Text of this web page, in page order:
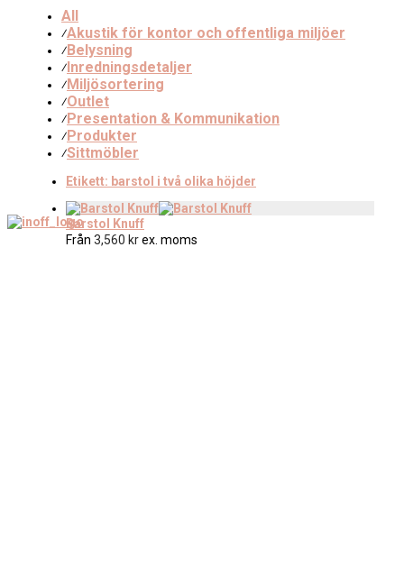
All
⁄Akustik för kontor och offentliga miljöer
⁄Belysning
⁄Inredningsdetaljer
⁄Miljösortering
⁄Outlet
⁄Presentation & Kommunikation
⁄Produkter
⁄Sittmöbler
Etikett: barstol i två olika höjder
Barstol Knuff
Från 3,560 krex. moms